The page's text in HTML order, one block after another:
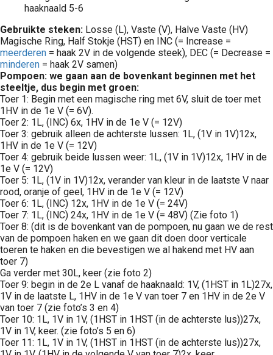
haaknaald 5-6
Gebruikte steken: Losse (L), Vaste (V), Halve Vaste (HV)
Magische Ring, Half Stokje (HST) en INC (= Increase =
meerderen = haak 2V in de volgende steek), DEC (= Decrease =
minderen = haak 2V samen)
Pompoen: we gaan aan de bovenkant beginnen met het
steeltje, dus begin met groen:
Toer 1: Begin met een magische ring met 6V, sluit de toer met
1HV in de 1e V (= 6V).
Toer 2: 1L, (INC) 6x, 1HV in de 1e V (= 12V)
Toer 3: gebruik alleen de achterste lussen: 1L, (1V in 1V)12x,
1HV in de 1e V (= 12V)
Toer 4: gebruik beide lussen weer: 1L, (1V in 1V)12x, 1HV in de
1e V (= 12V)
Toer 5: 1L, (1V in 1V)12x, verander van kleur in de laatste V naar
rood, oranje of geel, 1HV in de 1e V (= 12V)
Toer 6: 1L, (INC) 12x, 1HV in de 1e V (= 24V)
Toer 7: 1L, (INC) 24x, 1HV in de 1e V (= 48V) (Zie foto 1)
Toer 8: (dit is de bovenkant van de pompoen, nu gaan we de rest
van de pompoen haken en we gaan dit doen door verticale
toeren te haken en die bevestigen we al hakend met HV aan
toer 7)
Ga verder met 30L, keer (zie foto 2)
Toer 9: begin in de 2e L vanaf de haaknaald: 1V, (1HST in 1L)27x,
1V in de laatste L, 1HV in de 1e V van toer 7 en 1HV in de 2e V
van toer 7 (zie foto’s 3 en 4)
Toer 10: 1L, 1V in 1V, (1HST in 1HST (in de achterste lus))27x,
1V in 1V, keer. (zie foto’s 5 en 6)
Toer 11: 1L, 1V in 1V, (1HST in 1HST (in de achterste lus))27x,